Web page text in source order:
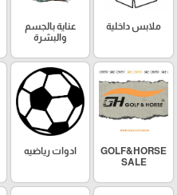
ملابس داخلية
عناية بالجسم
والبشرة
GOLF&HORSE
SALE
ادوات رياضيه